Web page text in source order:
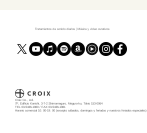
Tratamientos de sonido diarios | Música y video curativos
Croix Co., Ltd.
7F, Edificio Konishi, 3-7-2 Shimomeguro, Meguro-ku, Tokio 153-0064
TEL 03-5436-1960 / FAX 03-5436-1961
Horario comercial 10: 00-19: 00 (excepto sábados, domingos y feriados y nuestros feriados especiales)